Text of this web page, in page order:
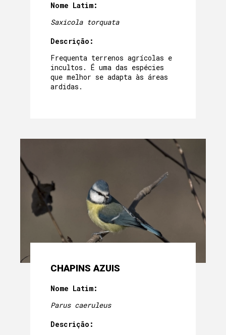
Nome Latim:
Saxicola torquata
Descrição:
Frequenta terrenos agrícolas e
incultos. É uma das espécies
que melhor se adapta às áreas
ardidas.
CHAPINS AZUIS
Nome Latim:
Parus caeruleus
Descrição: